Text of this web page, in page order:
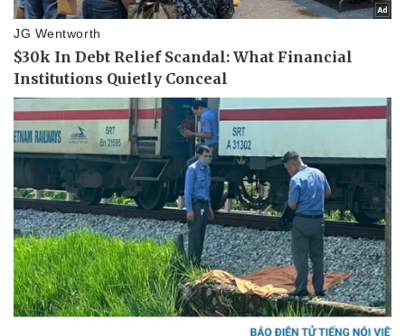
Pháp luật
Vụ án
Tin nóng
Tư vấn luật
Quân sự - Quốc phòng
Việt Nam
Phân tích